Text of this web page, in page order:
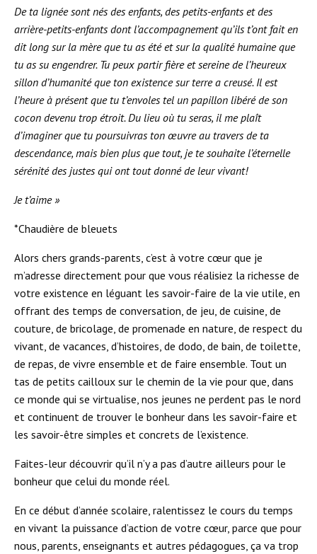
De ta lignée sont nés des enfants, des petits-enfants et des
arrière-petits-enfants dont l’accompagnement qu’ils t’ont fait en
dit long sur la mère que tu as été et sur la qualité humaine que
tu as su engendrer. Tu peux partir fière et sereine de l’heureux
sillon d’humanité que ton existence sur terre a creusé. Il est
l’heure à présent que tu t’envoles tel un papillon libéré de son
cocon devenu trop étroit. Du lieu où tu seras, il me plaît
d’imaginer que tu poursuivras ton œuvre au travers de ta
descendance, mais bien plus que tout, je te souhaite l’éternelle
sérénité des justes qui ont tout donné de leur vivant!
Je t’aime »
*Chaudière de bleuets
Alors chers grands-parents, c’est à votre cœur que je
m’adresse directement pour que vous réalisiez la richesse de
votre existence en léguant les savoir-faire de la vie utile, en
offrant des temps de conversation, de jeu, de cuisine, de
couture, de bricolage, de promenade en nature, de respect du
vivant, de vacances, d’histoires, de dodo, de bain, de toilette,
de repas, de vivre ensemble et de faire ensemble. Tout un
tas de petits cailloux sur le chemin de la vie pour que, dans
ce monde qui se virtualise, nos jeunes ne perdent pas le nord
et continuent de trouver le bonheur dans les savoir-faire et
les savoir-être simples et concrets de l’existence.
Faites-leur découvrir qu’il n’y a pas d’autre ailleurs pour le
bonheur que celui du monde réel.
En ce début d’année scolaire, ralentissez le cours du temps
en vivant la puissance d’action de votre cœur, parce que pour
nous, parents, enseignants et autres pédagogues, ça va trop